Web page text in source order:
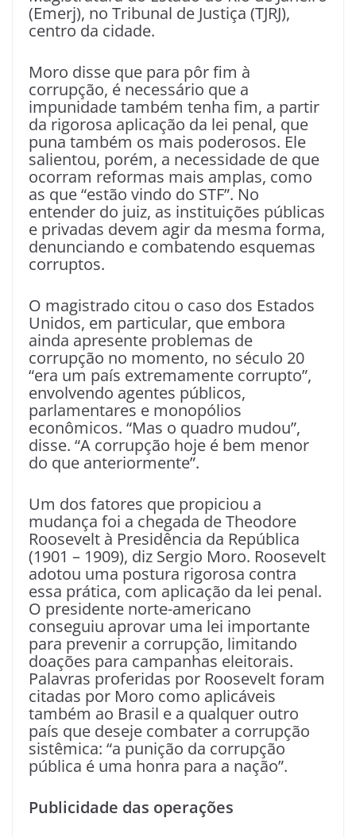
(Emerj), no Tribunal de Justiça (TJRJ),
centro da cidade.
Moro disse que para pôr fim à
corrupção, é necessário que a
impunidade também tenha fim, a partir
da rigorosa aplicação da lei penal, que
puna também os mais poderosos. Ele
salientou, porém, a necessidade de que
ocorram reformas mais amplas, como
as que “estão vindo do STF”. No
entender do juiz, as instituições públicas
e privadas devem agir da mesma forma,
denunciando e combatendo esquemas
corruptos.
O magistrado citou o caso dos Estados
Unidos, em particular, que embora
ainda apresente problemas de
corrupção no momento, no século 20
“era um país extremamente corrupto”,
envolvendo agentes públicos,
parlamentares e monopólios
econômicos. “Mas o quadro mudou”,
disse. “A corrupção hoje é bem menor
do que anteriormente”.
Um dos fatores que propiciou a
mudança foi a chegada de Theodore
Roosevelt à Presidência da República
(1901 – 1909), diz Sergio Moro. Roosevelt
adotou uma postura rigorosa contra
essa prática, com aplicação da lei penal.
O presidente norte-americano
conseguiu aprovar uma lei importante
para prevenir a corrupção, limitando
doações para campanhas eleitorais.
Palavras proferidas por Roosevelt foram
citadas por Moro como aplicáveis
também ao Brasil e a qualquer outro
país que deseje combater a corrupção
sistêmica: “a punição da corrupção
pública é uma honra para a nação”.
Publicidade das operações